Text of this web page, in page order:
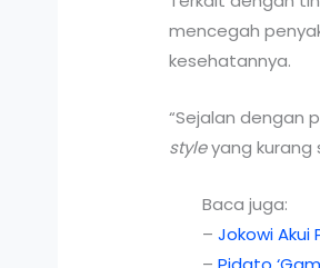
mencegah
kesehatannya.
“Sejalan dengan
styleyang kurang
Baca juga:
–Jokowi Akui